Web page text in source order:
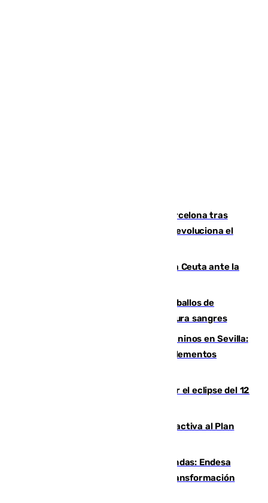
Rodrigo negocia su fichaje por el Barcelona tras
romper negociaciones con el Madrid y revoluciona el
El Rey traslada a Vivas su respaldo a Ceuta ante la
El primer ciclo de las carreras de caballos de
Sanlúcar arranca este sábado con 27 pura sangres
Continúan los cierres de parques caninos en Sevilla:
se detectan alimentos que contienen elementos
Estos son los mejores sitios para ver el eclipse del 12
Otro incendio en Granada: el fuego activa al Plan
Más potencia para las Tres Mil Viviendas: Endesa
pone en marcha un nuevo centro de transformación